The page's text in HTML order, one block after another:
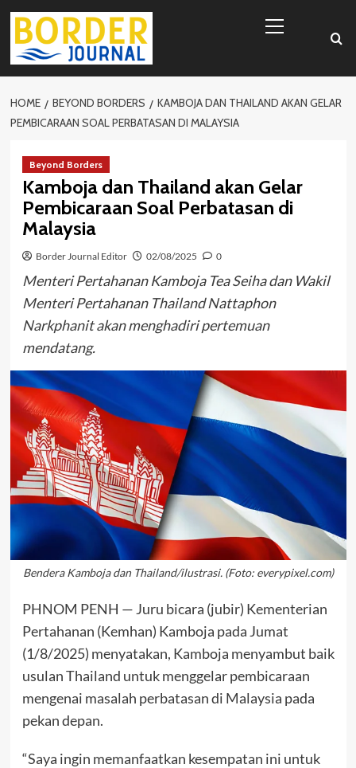
Skip
content
Menu
HOME BEYOND BORDERS
KAMBOJA DAN THAILAND AKAN GELAR
PEMBICARAAN SOAL PERBATASAN DI MALAYSIA
Beyond Borders
Kamboja dan Thailand akan Gelar
Pembicaraan Soal Perbatasan di
Malaysia
Border Journal Editor 02/08/2025 0
Menteri Pertahanan Kamboja Tea Seiha dan Wakil
Menteri Pertahanan Thailand Nattaphon
Narkphanit akan menghadiri pertemuan
mendatang.
Bendera Kamboja dan Thailand/ilustrasi. (Foto: everypixel.com)
PHNOM PENH — Juru bicara (jubir) Kementerian
Pertahanan (Kemhan) Kamboja pada Jumat
(1/8/2025) menyatakan, Kamboja menyambut baik
usulan Thailand untuk menggelar pembicaraan
mengenai masalah perbatasan di Malaysia pada
pekan depan.
“Saya ingin memanfaatkan kesempatan ini untuk